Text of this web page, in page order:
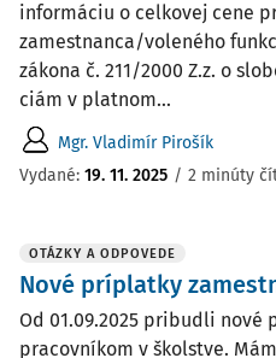
informáciu o celkovej cene
zamestnanca/voleného
zákona č. 211/2000 Z.z. o
ciám v platnom...
Mgr. Vladimír Pirošík
Vydané: 19. 11. 2025 / 2 minúty
OTÁZKY A ODPOVEDE
Nové príplatky
Od 01.09.2025 pribudli
pracovníkom v školstve.